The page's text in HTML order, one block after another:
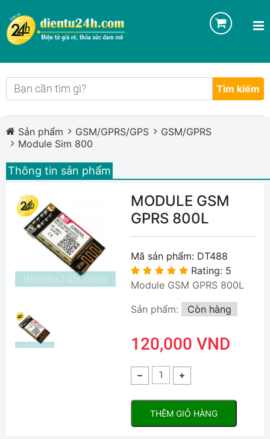
Tìm kiếm
Sản phẩm GSM/GPRS/GPS
GSM/GPRS
Module Sim 800
Thông tin sản phẩm
MODULE GSM
GPRS 800L
Mã sản phẩm: DT488
Rating: 5
Module GSM GPRS 800L
Sản phẩm:
Còn hàng
120,000 VND
THÊM GIỎ HÀNG